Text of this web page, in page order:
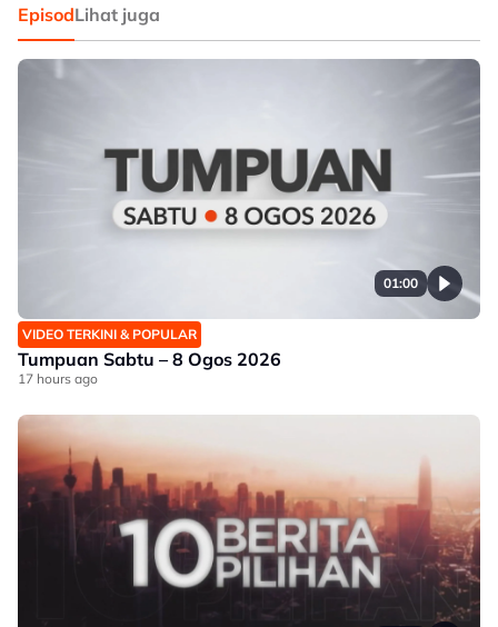
EpisodLihat juga
01:00
VIDEO TERKINI & POPULAR
Tumpuan Sabtu – 8 Ogos 2026
17 hours ago